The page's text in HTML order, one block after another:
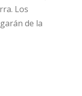
Los
de la